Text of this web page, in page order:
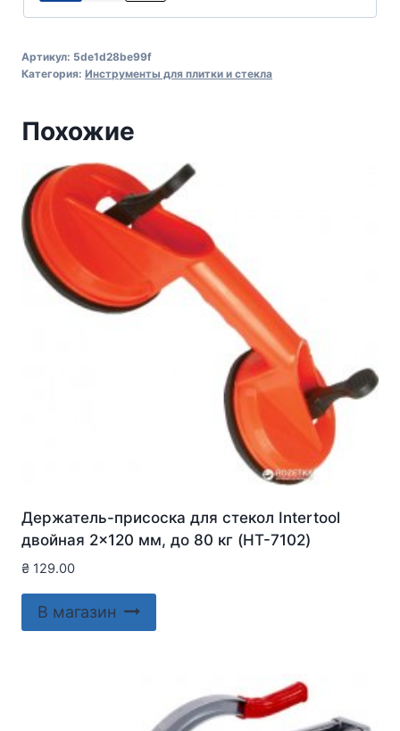
Артикул: 5de1d28be99f
Категория: Инструменты для плитки и стекла
Похожие
Держатель-присоска для стекол Intertool
двойная 2×120 мм, до 80 кг (HT-7102)
₴ 129.00
В магазин